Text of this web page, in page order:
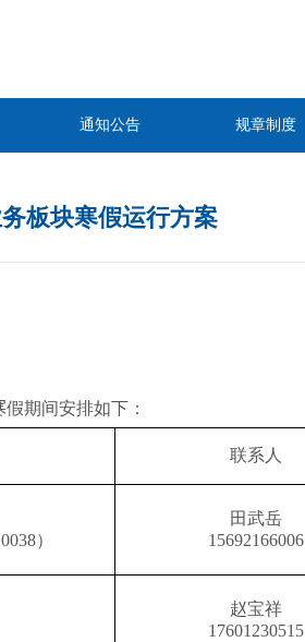
通知公告 规章制度
板块寒假运行方案
假期间安排如下：
联系人
）
田武岳
15692166006
赵宝祥
17601230515